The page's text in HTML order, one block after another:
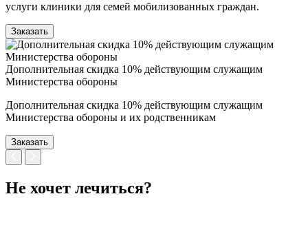
услуги клиники для семей мобилизованных граждан.
Заказать
Дополнительная скидка 10% действующим служащим
Министерства обороны
Дополнительная скидка 10% действующим служащим
Министерства обороны и их родственникам
Заказать
Не хочет лечиться?